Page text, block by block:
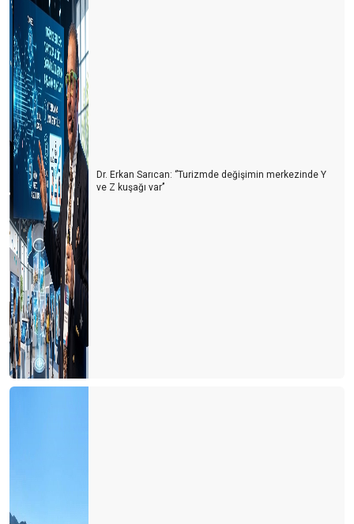
Dr. Erkan Sarıcan: ‘’Turizmde değişimin merkezinde Y
ve Z kuşağı var’’